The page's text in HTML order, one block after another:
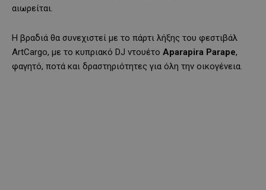
αιωρείται.
Η βραδιά θα συνεχιστεί με το πάρτι λήξης του φεστιβάλ
ArtCargo, με το κυπριακό DJ ντουέτο Aparapira Parape,
φαγητό, ποτά και δραστηριότητες για όλη την οικογένεια.